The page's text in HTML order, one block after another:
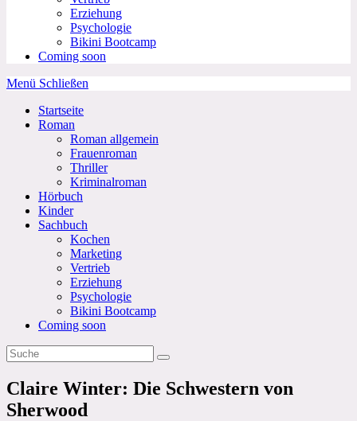
Erziehung
Psychologie
Bikini Bootcamp
Coming soon
Menü Schließen
Startseite
Roman
Roman allgemein
Frauenroman
Thriller
Kriminalroman
Hörbuch
Kinder
Sachbuch
Kochen
Marketing
Vertrieb
Erziehung
Psychologie
Bikini Bootcamp
Coming soon
Claire Winter: Die Schwestern von
Sherwood